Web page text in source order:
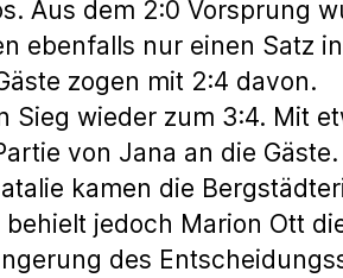
Aus dem 2:0 Vorsprung
ebenfalls nur einen Satz
zogen mit 2:4 davon.
Sieg wieder zum 3:4. Mit
von Jana an die Gäste.
kamen die
jedoch Marion Ott
des